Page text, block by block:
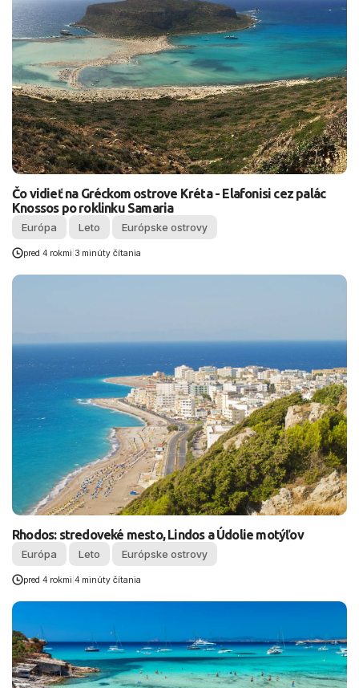
Čo vidieť na Gréckom ostrove Kréta - Elafonisi cez palác
Knossos po roklinku Samaria
Európa Leto Európske ostrovy
pred 4 rokmi 3 minúty čítania
Rhodos: stredoveké mesto, Lindos a Údolie motýľov
Európa Leto Európske ostrovy
pred 4 rokmi 4 minúty čítania